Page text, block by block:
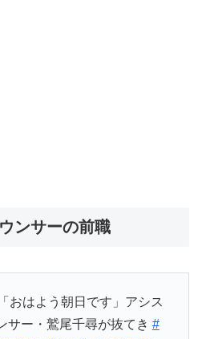
ンサーの前職
おはよう朝日です」アシス
サー・鷲尾千尋が抜てき #